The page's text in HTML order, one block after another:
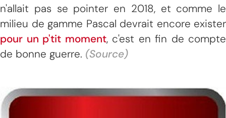
n'allait pas se pointer en 2018, et comme le
milieu de gamme Pascal devrait encore exister
pour un p'tit moment, c'est en fin de compte
de bonne guerre. (Source)